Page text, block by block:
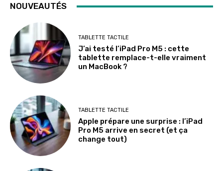
NOUVEAUTÉS
TABLETTE TACTILE
J’ai testé l’iPad Pro M5 : cette
tablette remplace-t-elle vraiment
un MacBook ?
TABLETTE TACTILE
Apple prépare une surprise : l’iPad
Pro M5 arrive en secret (et ça
change tout)